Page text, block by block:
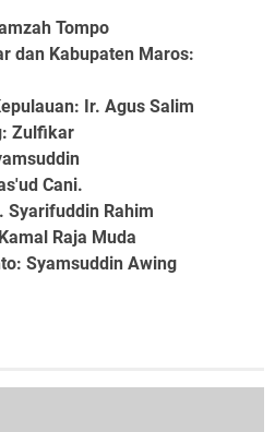
Tompo
dan Kabupaten Maros:
: Ir. Agus Salim
: Zulfikar
Cani.
Syarifuddin Rahim
Raja Muda
: Syamsuddin Awing